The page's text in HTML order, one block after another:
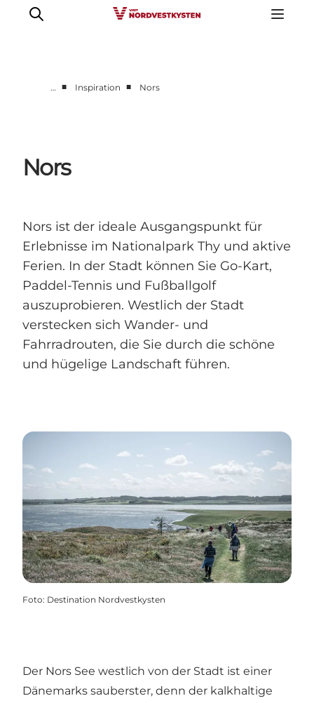
Events
Unterkunft
… ■ Inspiration ■ Nors
Nors
Nors ist der ideale Ausgangspunkt für
Erlebnisse im Nationalpark Thy und aktive
Ferien. In der Stadt können Sie Go-Kart,
Paddel-Tennis und Fußballgolf
auszuprobieren. Westlich der Stadt
verstecken sich Wander- und
Fahrradrouten, die Sie durch die schöne
und hügelige Landschaft führen.
Foto: Destination Nordvestkysten
Der Nors See westlich von der Stadt ist einer
Dänemarks sauberster, denn der kalkhaltige